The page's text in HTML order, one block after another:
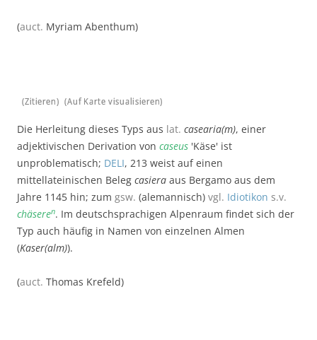
(auct. Myriam Abenthum)
(Zitieren) (Auf Karte visualisieren)
Die Herleitung dieses Typs aus lat. casearia(m), einer
adjektivischen Derivation von caseus 'Käse' ist
unproblematisch; DELI, 213 weist auf einen
mittellateinischen Beleg casiera aus Bergamo aus dem
Jahre 1145 hin; zum gsw. (alemannisch) vgl. Idiotikon s.v.
chäseren. Im deutschsprachigen Alpenraum findet sich der
Typ auch häufig in Namen von einzelnen Almen
(Kaser(alm)).
(auct. Thomas Krefeld)